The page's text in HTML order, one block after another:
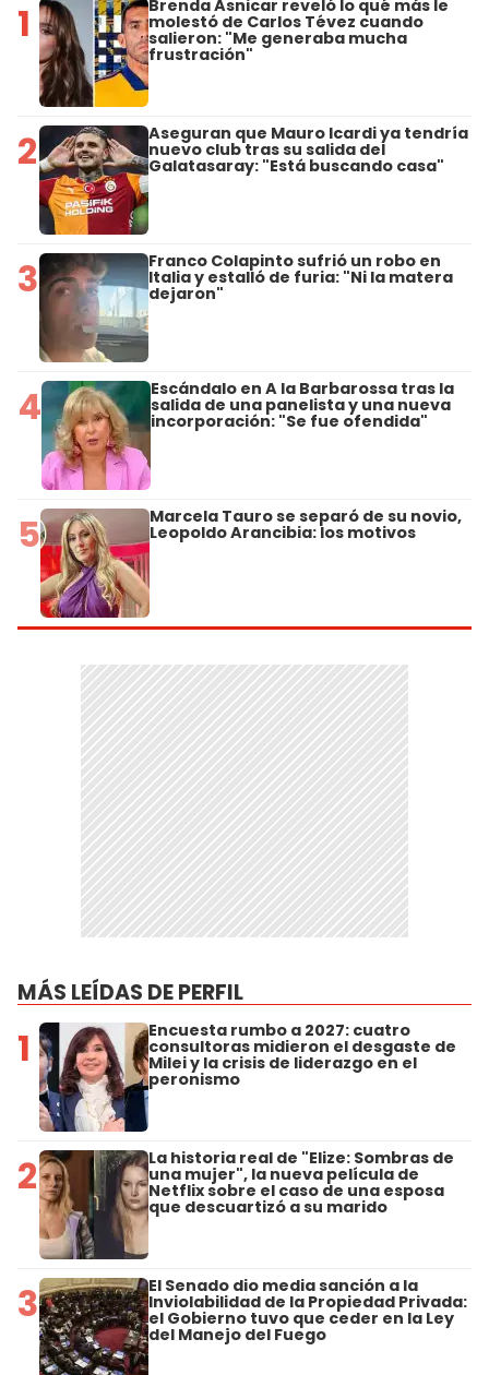
1 Brenda Asnicar reveló lo qué más le
molestó de Carlos Tévez cuando
salieron: "Me generaba mucha
frustración"
2 Aseguran que Mauro Icardi ya tendría
nuevo club tras su salida del
Galatasaray: "Está buscando casa"
3 Franco Colapinto sufrió un robo en
Italia y estalló de furia: "Ni la matera
dejaron"
4 Escándalo en A la Barbarossa tras la
salida de una panelista y una nueva
incorporación: "Se fue ofendida"
5 Marcela Tauro se separó de su novio,
Leopoldo Arancibia: los motivos
MÁS LEÍDAS DE PERFIL
1 Encuesta rumbo a 2027: cuatro
consultoras midieron el desgaste de
Milei y la crisis de liderazgo en el
peronismo
2 La historia real de "Elize: Sombras de
una mujer", la nueva película de
Netflix sobre el caso de una esposa
que descuartizó a su marido
3 El Senado dio media sanción a la
Inviolabilidad de la Propiedad Privada:
el Gobierno tuvo que ceder en la Ley
del Manejo del Fuego